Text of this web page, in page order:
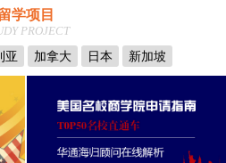
学项目
PROJECT
亚 加拿大 日本 新加坡